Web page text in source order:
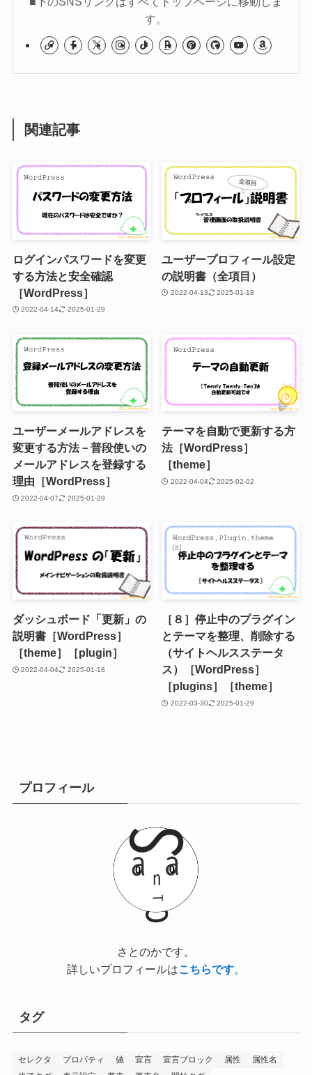
す。
関連記事
ログインパスワードを変更
する方法と安全確認
［WordPress］
2022-04-14 2025-01-29
ユーザープロフィール設定
の説明書（全項目）
2022-04-13 2025-01-18
ユーザーメールアドレスを
変更する方法－普段使いの
メールアドレスを登録する
理由［WordPress］
2022-04-07 2025-01-29
テーマを自動で更新する方
法［WordPress］
［theme］
2022-04-04 2025-02-02
ダッシュボード「更新」の
説明書［WordPress］
［theme］［plugin］
2022-04-04 2025-01-18
［８］停止中のプラグイン
とテーマを整理、削除する
（サイトヘルスステータ
ス）［WordPress］
［plugins］［theme］
2022-03-30 2025-01-29
プロフィール
さとのかです。
詳しいプロフィールはこちらです。
タグ
セレクタ プロパティ 値 宣言 宣言ブロック 属性
属性名